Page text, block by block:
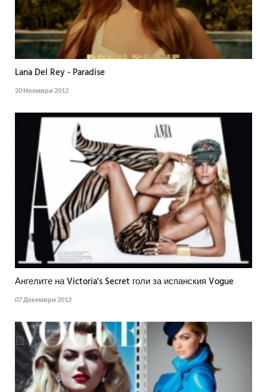
Lana Del Rey - Paradise
20 Ноември 2012
Ангелите на Victoria's Secret голи за испанския Vogue
07 Декември 2012